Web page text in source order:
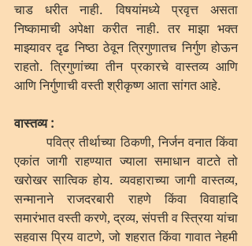
चाड धरीत नाही. विषयांमध्ये प्रवृत्त असता
निष्कामाची अपेक्षा करीत नाही. तर माझा भक्त
माझ्यावर दृढ निष्ठा ठेवून त्रिगुणातच निर्गुण होऊन
राहतो. त्रिगुणांच्या तीन प्रकारचे वास्तव्य आणि
आणि निर्गुणाची वस्ती श्रीकृष्ण आता सांगत आहे.
वास्तव्य :
	पवित्र तीर्थाच्या ठिकणी, निर्जन वनात किंवा
एकांत जागी राहण्यात ज्याला समाधान वाटते तो
खरोखर सात्विक होय. व्यवहाराच्या जागी वास्तव्य,
सन्मानाने राजदरबारी राहणे किंवा विवाहादि
समारंभात वस्ती करणे, द्रव्य, संपत्ती व स्त्रिया यांचा
सहवास प्रिय वाटणे, जो शहरात किंवा गावात नेहमी